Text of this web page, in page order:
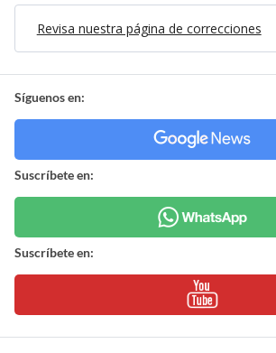
Revisa nuestra página de correcciones
Síguenos en:
Suscríbete en:
Suscríbete en: